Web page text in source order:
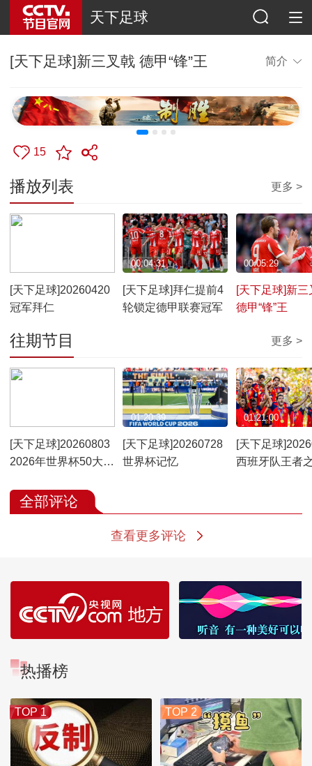
天下足球
[天下足球]新三叉戟 德甲“锋”王 简介
15
播放列表 更多 >
[天下足球]20260420
冠军拜仁
[天下足球]拜仁提前4
轮锁定德甲联赛冠军
00:04:31
[天下足球]新三
德甲“锋”王
00:05:29
往期节目 更多 >
[天下足球]20260803
2026年世界杯50大名
[天下足球]20260728
世界杯记忆
01:20:39
[天下足球
西班牙队王者
01:21:00
全部评论
查看更多评论
热播榜
TOP 1 TOP 2